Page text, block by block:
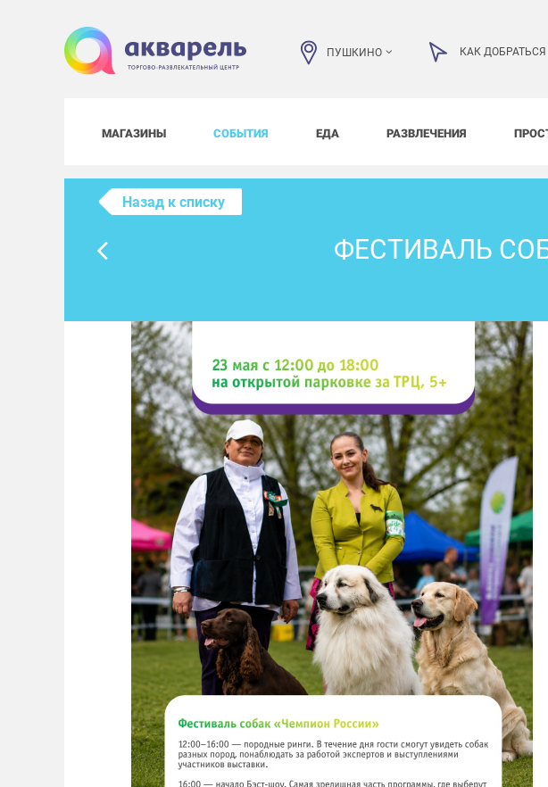
ПУШКИНО КАК ДОБРАТЬСЯ
МАГАЗИНЫ СОБЫТИЯ ЕДА РАЗВЛЕЧЕНИЯ
Назад к списку
ФЕСТИВАЛЬ